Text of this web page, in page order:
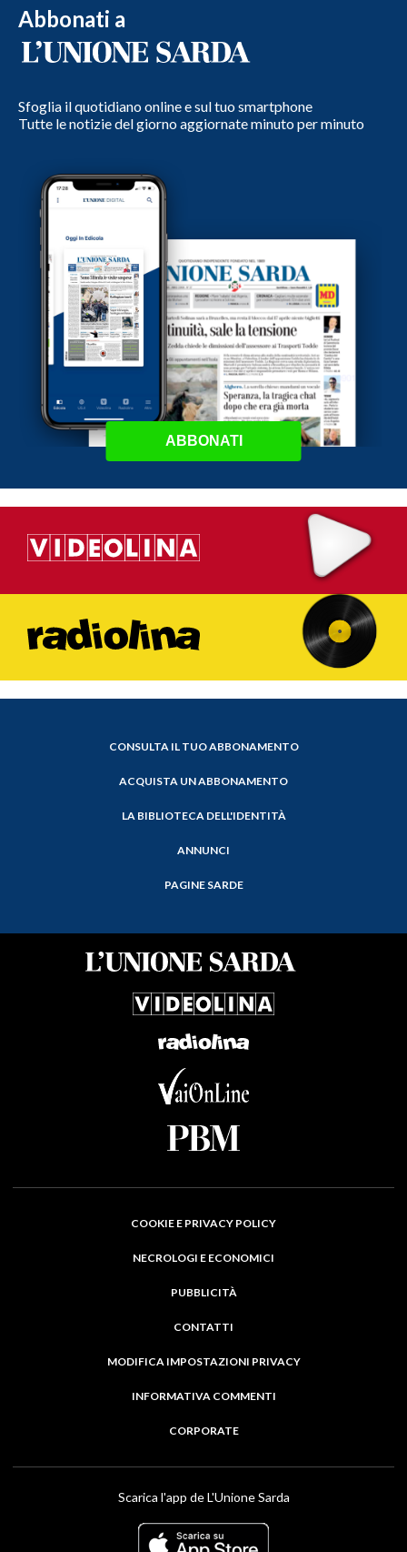
Abbonati a
Sfoglia il quotidiano online e sul tuo smartphone
Tutte le notizie del giorno aggiornate minuto per minuto
ABBONATI
CONSULTA IL TUO ABBONAMENTO
ACQUISTA UN ABBONAMENTO
LA BIBLIOTECA DELL'IDENTITÀ
ANNUNCI
PAGINE SARDE
COOKIE E PRIVACY POLICY
NECROLOGI E ECONOMICI
PUBBLICITÀ
CONTATTI
MODIFICA IMPOSTAZIONI PRIVACY
INFORMATIVA COMMENTI
CORPORATE
Scarica l'app de L'Unione Sarda